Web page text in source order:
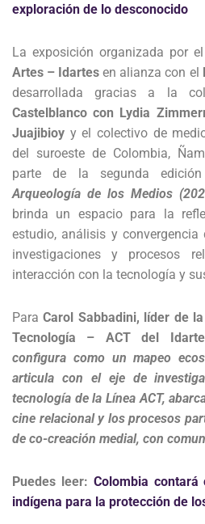
exploración de lo desconocido
La exposición organizada por el
Artes – Idartes en alianza con el
desarrollada gracias a la
Castelblanco con Lydia
Juajibioy y el colectivo de
del suroeste de Colombia,
parte de la segunda
Arqueología de los Medios
brinda un espacio para la
estudio, análisis y convergencia
investigaciones y procesos
interacción con la tecnología y
ParaCarol Sabbadini, líder de
Tecnología – ACT del
configura como un mapeo
articula con el eje de
tecnología de la Línea ACT,
cine relacional y los procesos
de co-creación medial, con
Puedes leer: Colombia
indígena para la protección de